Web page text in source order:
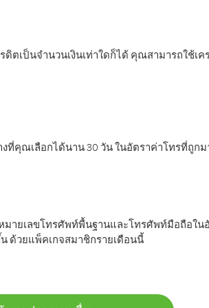
ตเป็นจำนวนเงินเท่าใดก็ได้ คุณสามารถใช้เ
ที่คุณเลือกได้นาน 30 วัน ในอัตราค่าโทรที่ถูกม
ายเลขโทรศัพท์พื้นฐานและโทรศัพท์มือถือใ
ด้วยแพ็คเกจสมาชิกรายเดือนนี้